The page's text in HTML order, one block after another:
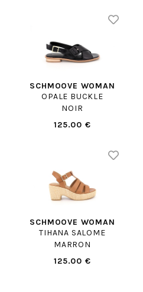
SCHMOOVE WOMAN
OPALE BUCKLE
NOIR
125.00 €
SCHMOOVE WOMAN
TIHANA SALOME
MARRON
125.00 €